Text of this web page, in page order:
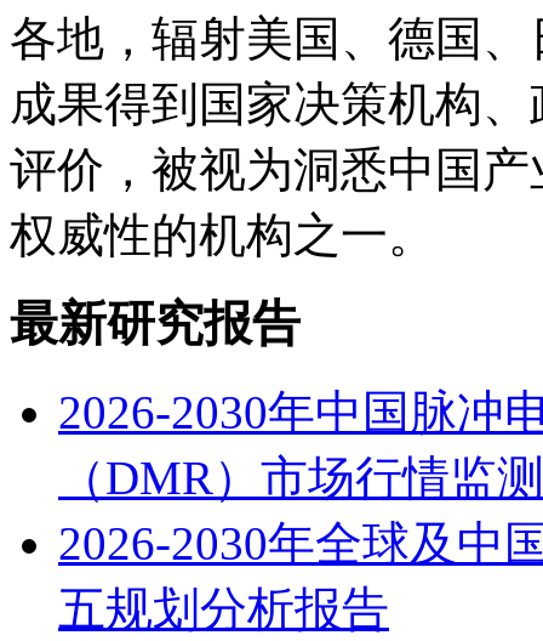
各地，辐射美国、德国
成果得到国家决策机构
评价，被视为洞悉中国
权威性的机构之一。
最新研究报告
2026-2030年中国脉冲
（DMR）市场行情监
2026-2030年全球及中
五规划分析报告